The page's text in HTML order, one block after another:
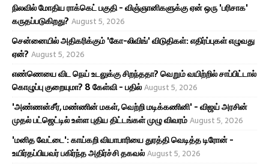
நிலவில் மோதிய ராக்கெட் பகுதி - விஞ்ஞானிகளுக்கு ஏன் ஒரு 'பரிசாக'
கருதப்படுகிறது? August 5, 2026
சென்னையில் அதிகரிக்கும் 'கோ-லிவிங்' விடுதிகள்: எதிர்ப்புகள் எழுவது
ஏன்? August 5, 2026
எண்ணெயை விட நெய் உடலுக்கு சிறந்ததா? வெறும் வயிற்றில் சாப்பிட்டால்
கொழுப்பு குறையுமா? 8 கேள்வி - பதில்August 5, 2026
'அண்ணன்சீர், மண்ணின் மகள், வெற்றி மடிக்கணினி' - விஜய் அரசின்
முதல் பட்ஜெட்டில் உள்ள புதிய திட்டங்கள் முழு விவரம்August 5, 2026
'மனித வேட்டை': காய்கறி வியாபாரியை துரத்தி வெடித்த டிரோன் -
உயிர்தப்பியவர் பகிர்ந்த அதிர்ச்சி தகவல்August 5, 2026